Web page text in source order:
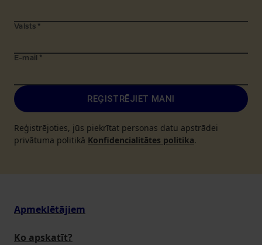
Valsts *
E-mail *
REĢISTRĒJIET MANI
Reģistrējoties, jūs piekrītat personas datu apstrādei
privātuma politikā Konfidencialitātes politika.
Apmeklētājiem
Ko apskatīt?